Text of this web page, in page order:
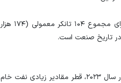
ماه گذشته، قطر انرژی از اتمام امضای قرارداد‌های چارتر بلندمدت برای مجموع ۱۰۴ تانکر معمولی (۱۷۴ هزار
در تاریخ صنعت است.
چین با حدود ۱۷ میلیون تن سالانه بزرگترین بازار LNG قطر است. در سال ۲۰۲۳، قطر مقادیر زیادی نفت خام